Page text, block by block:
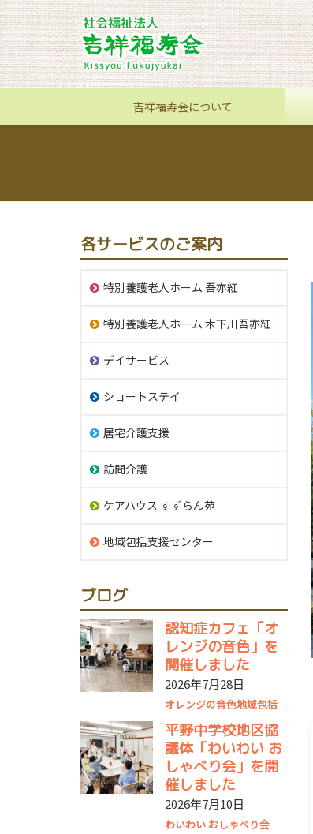
吉祥福寿会について
各サービスのご案内
特別養護老人ホーム 吾亦紅
特別養護老人ホーム 木下川吾亦紅
デイサービス
ショートステイ
居宅介護支援
訪問介護
ケアハウス すずらん苑
地域包括支援センター
ブログ
認知症カフェ「オ
レンジの音色」を
開催しました
2026年7月28日
オレンジの音色地域包括
平野中学校地区協
議体「わいわい お
しゃべり会」を開
催しました
2026年7月10日
わいわい おしゃべり会